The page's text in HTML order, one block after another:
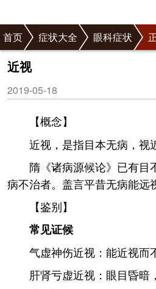
首页 症状大全 眼科症状
近视
2019-05-18
【概念】
近视，是指目本无病，视
隋《诸病源候论》已有目
病不治者。盖言平昔无病能远
【鉴别】
常见证候
气虚神伤近视：能近视而
肝肾亏虚近视：眼目昏暗